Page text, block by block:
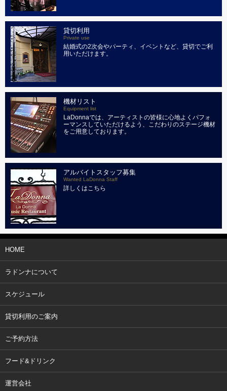
貸切利用
Private use
結婚式の2次会やパーティ、イベントなど、貸切でご利
用いただけます。
機材リスト
Equipment list
LaDonnaでは、アーティストの皆様に心地よくパフォ
ーマンスしていただけるよう、こだわりのステージ機材
をご用意しております。
アルバイトスタッフ募集
Wanted LaDonna Staff
詳しくはこちら
HOME
ラドンナについて
スケジュール
貸切利用のご案内
ご予約方法
フード&ドリンク
運営会社